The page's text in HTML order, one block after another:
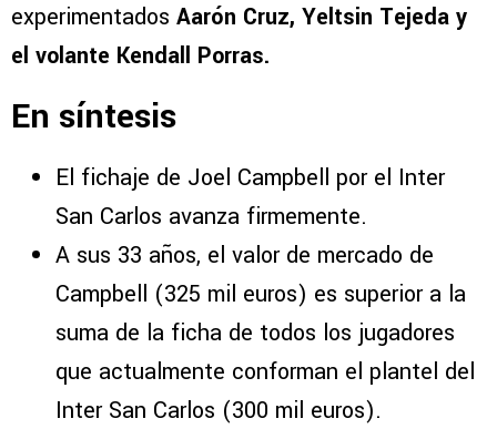
experimentados Aarón Cruz, Yeltsin Tejeda y
el volante Kendall Porras.
En síntesis
El fichaje de Joel Campbell por el Inter
San Carlos avanza firmemente.
A sus 33 años, el valor de mercado de
Campbell (325 mil euros) es superior a la
suma de la ficha de todos los jugadores
que actualmente conforman el plantel del
Inter San Carlos (300 mil euros).